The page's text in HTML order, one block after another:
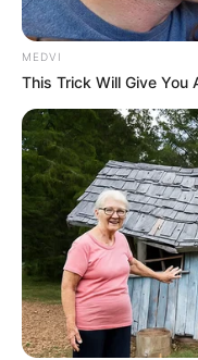
MEDVI
This Trick Will Give You